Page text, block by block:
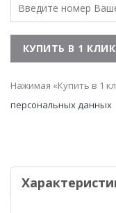
Нажимая «Купить в 1
персональных данных